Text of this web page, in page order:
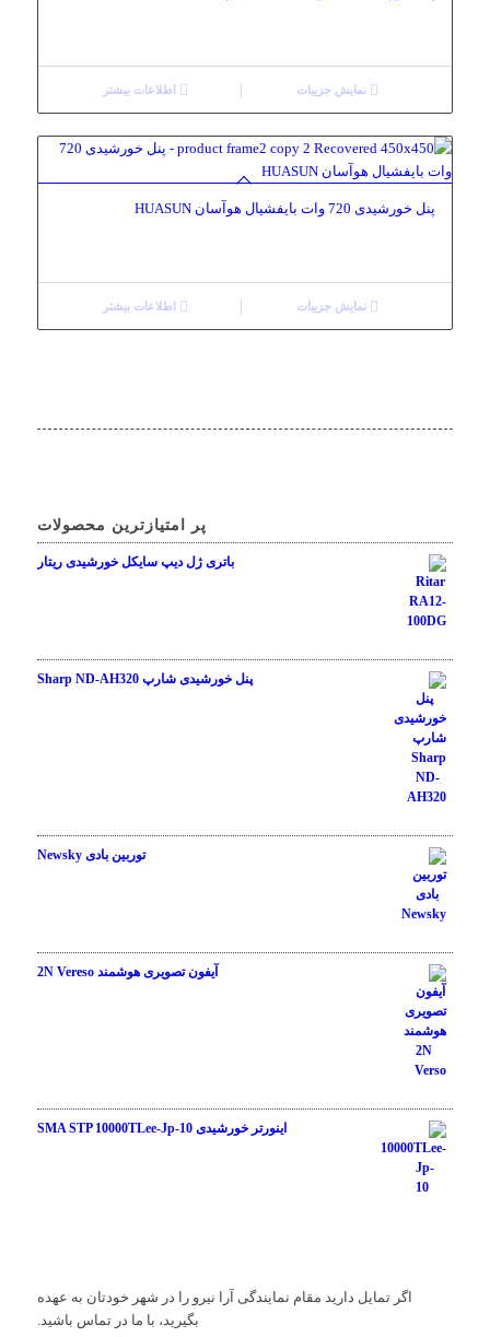
اطلاعات بیشتر نمایش جزییات
پنل خورشیدی 720 وات بایفشیال هوآسان HUASUN
اطلاعات بیشتر نمایش جزییات
پر امتیازترین محصولات
باتری ژل دیپ سایکل خورشیدی ریتار
نمره5.00از 5
پنل خورشیدی شارپ Sharp ND-AH320
نمره4.50از 5
توربین بادی Newsky
نمره4.00از
آیفون تصویری هوشمند 2N Vereso
نمره3.00
اینورتر خورشیدی SMA STP 10000TLee-Jp-10
اگر تمایل دارید مقام نمایندگی آرا نیرو را در شهر خودتان به عهده
بگیرید، با ما در تماس باشید.